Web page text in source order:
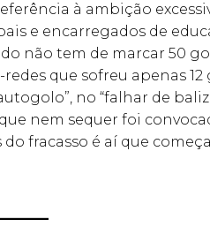
à ambição
e encarregados de
não tem de marcar 50
que sofreu apenas 12
no “falhar de
nem sequer foi
fracasso é aí que